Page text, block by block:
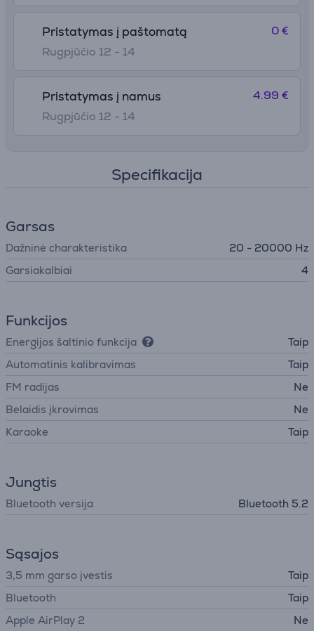
Pristatymas į paštomatą
Rugpjūčio 12 - 14
0 €
Pristatymas į namus
Rugpjūčio 12 - 14
4.99 €
Specifikacija
Garsas
Dažninė charakteristika
20 - 20000 Hz
Garsiakalbiai
4
Funkcijos
Energijos šaltinio funkcija
Taip
Automatinis kalibravimas
Taip
FM radijas
Ne
Belaidis įkrovimas
Ne
Karaoke
Taip
Jungtis
Bluetooth versija Bluetooth 5.2
Sąsajos
3,5 mm garso įvestis
Taip
Bluetooth
Taip
Apple AirPlay 2
Ne